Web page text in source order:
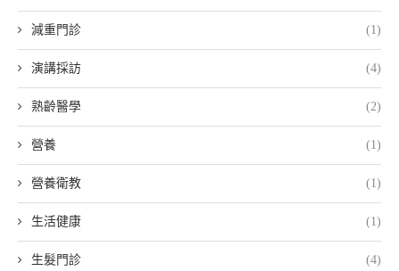
減重門診 (1)
演講採訪 (4)
熟齡醫學 (2)
營養 (1)
營養衛教 (1)
生活健康 (1)
生髮門診 (4)